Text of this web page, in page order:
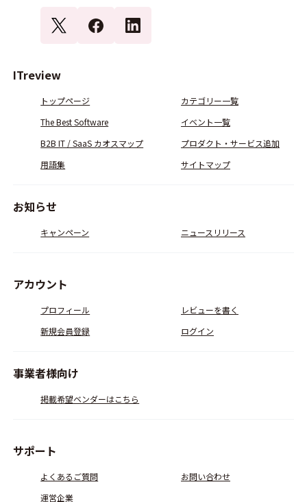
ITreview
トップページ
カテゴリー一覧
The Best Software
イベント一覧
B2B IT / SaaS カオスマップ
プロダクト・サービス追加
用語集
サイトマップ
お知らせ
キャンペーン ニュースリリース
アカウント
プロフィール
レビューを書く
新規会員登録
ログイン
事業者様向け
掲載希望ベンダーはこちら
サポート
よくあるご質問
お問い合わせ
運営企業